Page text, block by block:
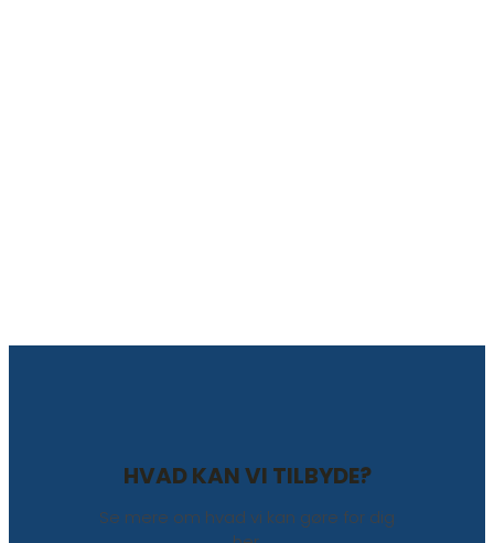
HVAD KAN VI TILBYDE?
Se mere om hvad vi kan gøre for dig